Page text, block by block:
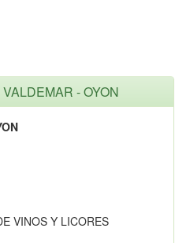
- OYON
VINOS Y LICORES